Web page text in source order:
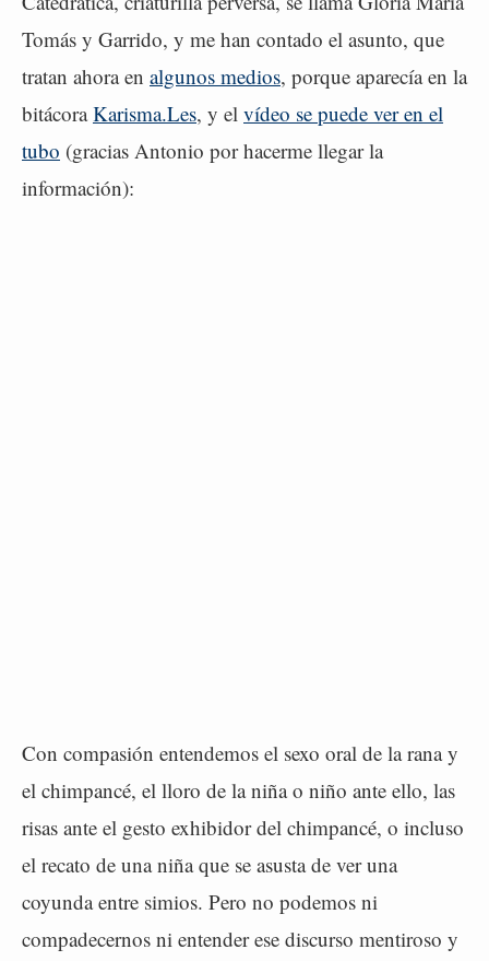
Tomás y Garrido, y me han contado el asunto, que
tratan ahora en algunos medios, porque aparecía en la
bitácoraKarisma.Les, y el vídeo se puede ver en el
tubo (gracias Antonio por hacerme llegar la
información):
Con compasión entendemos el sexo oral de la rana y
el chimpancé, el lloro de la niña o niño ante ello, las
risas ante el gesto exhibidor del chimpancé, o incluso
el recato de una niña que se asusta de ver una
coyunda entre simios. Pero no podemos ni
compadecernos ni entender ese discurso mentiroso y